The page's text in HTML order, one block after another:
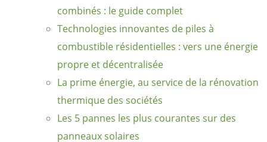
combinés : le guide complet
Technologies innovantes de piles à
combustible résidentielles : vers une énergie
propre et décentralisée
La prime énergie, au service de la rénovation
thermique des sociétés
Les 5 pannes les plus courantes sur des
panneaux solaires